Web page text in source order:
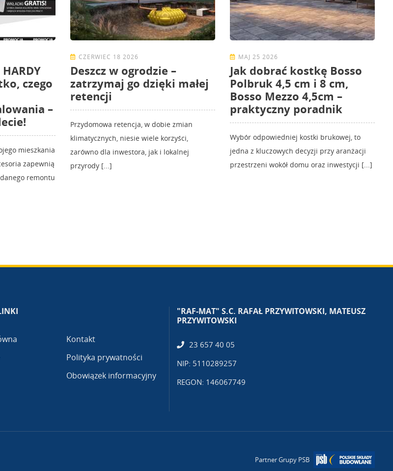
czego
–
mieszkania
zapewnią
remontu
CZERWIEC 18 2026
Deszcz w ogrodzie –
zatrzymaj go dzięki małej
retencji
Przydomowa retencja, w dobie zmian
klimatycznych, niesie wiele korzyści,
zarówno dla inwestora, jak i lokalnej
przyrody [...]
MAJ 25 2026
Jak dobrać kostkę Bosso
Polbruk 4,5 cm i 8 cm,
Bosso Mezzo 4,5cm –
praktyczny poradnik
Wybór odpowiedniej kostki brukowej, to
jedna z kluczowych decyzji przy aranżacji
przestrzeni wokół domu oraz inwestycji [...]
Kontakt
Polityka prywatności
Obowiązek informacyjny
"RAF-MAT" S.C. RAFAŁ PRZYWITOWSKI, MATEUSZ
PRZYWITOWSKI
23 657 40 05
NIP: 5110289257
REGON: 146067749
Partner Grupy PSB